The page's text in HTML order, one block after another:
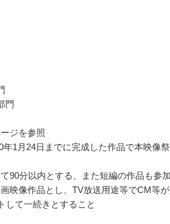
門
ジを参照
1月24日までに完成した作品で本映像
90分以内とする、また短編の作品も参
映像作品とし、TV放送用途等でCM等
して一続きとすること